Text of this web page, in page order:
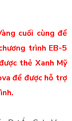
cuối cùng để
trình EB-5
thẻ Xanh Mỹ
để được hỗ trợ